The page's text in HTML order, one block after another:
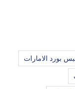
بورد الامارات